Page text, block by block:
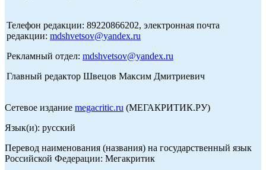
Телефон редакции: 89220866202, электронная почта
редакции: mdshvetsov@yandex.ru
Рекламный отдел: mdshvetsov@yandex.ru
Главный редактор Швецов Максим Дмитриевич
Сетевое издание megacritic.ru (МЕГАКРИТИК.РУ)
Язык(и): русский
Перевод наименования (названия) на государственный язык
Российской Федерации: Мегакритик